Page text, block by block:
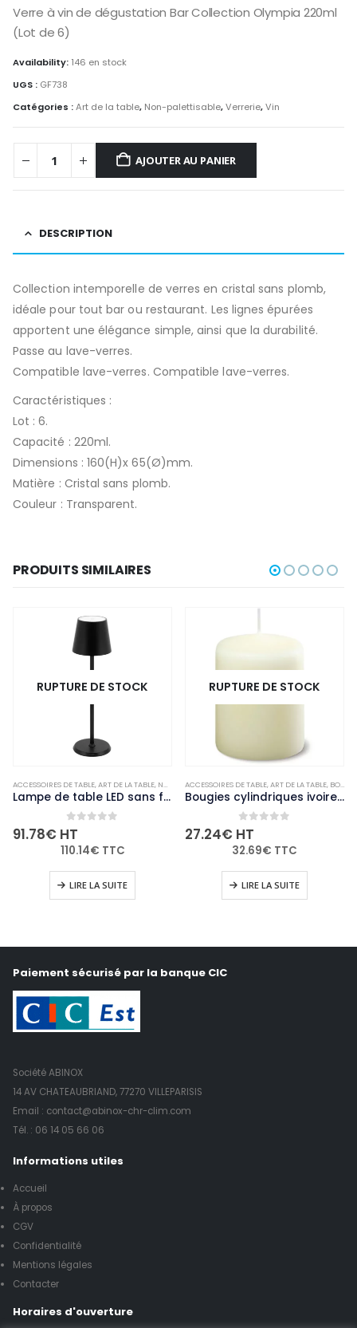
Verre à vin de dégustation Bar Collection Olympia 220ml
(Lot de 6)
Availability: 146 en stock
UGS : GF738
Catégories :Art de la table, Non-palettisable,Verrerie,Vin
AJOUTER AU PANIER
DESCRIPTION
Collection intemporelle de verres en cristal sans plomb,
idéale pour tout bar ou restaurant. Les lignes épurées
apportent une élégance simple, ainsi que la durabilité.
Passe au lave-verres.
Compatible lave-verres. Compatible lave-verres.
Caractéristiques :
Lot : 6.
Capacité : 220ml.
Dimensions : 160(H)x 65(Ø)mm.
Matière : Cristal sans plomb.
Couleur : Transparent.
PRODUITS SIMILAIRES
,NON-PALETTISABLE
RUPTURE DE STOCK
ACCESSOIRES DE TABLE,ART DE LA TABLE, NON-PALETTISABLE
Lampe de table LED sans fil noire à intensité variable Securit Feline avec câble de chargement magnétique
0out of 5
91.78€ HT
110.14€ TTC
LIRE LA SUITE
RUPTURE DE STOCK
ACCESSOIRES DE TABLE,ART DE LA TABLE, BOUGIES ET PHOTOPHORES
Bougies cylindriques ivoire Bolsius 80mm (lot de 12)
0out of 5
27.24€ HT
32.69€ TTC
LIRE LA SUITE
Paiement sécurisé par la banque CIC
Société ABINOX
14 AV CHATEAUBRIAND, 77270 VILLEPARISIS
Email : contact@abinox-chr-clim.com
Tél. : 06 14 05 66 06
Informations utiles
Accueil
À propos
CGV
Confidentialité
Mentions légales
Contacter
Horaires d'ouverture